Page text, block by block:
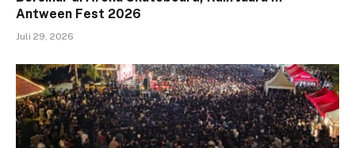
Antween Fest 2026
Juli 29, 2026